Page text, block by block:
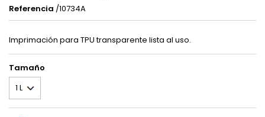
Referencia /10734A
Imprimación para TPU transparente lista al uso.
Tamaño